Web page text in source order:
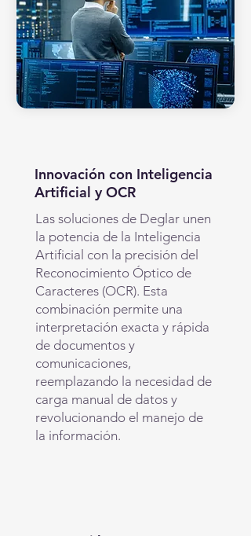
Innovación con Inteligencia
Artificial y OCR
Las soluciones de Deglar unen
la potencia de la Inteligencia
Artificial con la precisión del
Reconocimiento Óptico de
Caracteres (OCR). Esta
combinación permite una
interpretación exacta y rápida
de documentos y
comunicaciones,
reemplazando la necesidad de
carga manual de datos y
revolucionando el manejo de
la información.